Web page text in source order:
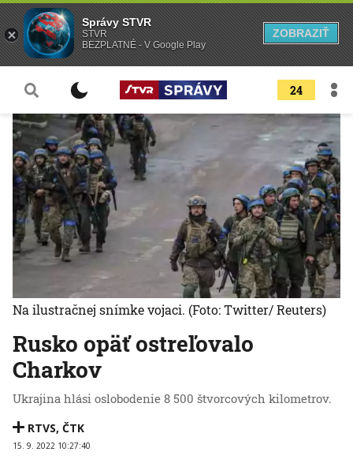
24
Rusko opäť ostreľovalo
Charkov
Ukrajina hlási oslobodenie 8 500 štvorcových kilometrov.
RTVS, ČTK
15. 9. 2022 10:27:40
Na ilustračnej snímke vojaci. (Foto: Twitter/ Reuters)
Správy STVR
STVR
BEZPLATNÉ - V Google Play
ZOBRAZIŤ